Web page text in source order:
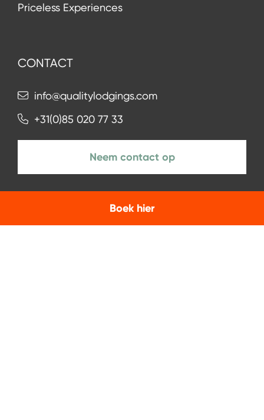
Boek hier
Priceless Experiences
CONTACT
info@qualitylodgings.com
+31(0)85 020 77 33
Neem contact op